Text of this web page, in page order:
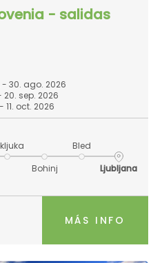
- salidas
- 30. ago. 2026
20. sep. 2026
11. oct. 2026
Bohinj
Bled
Ljubljana
MÁS INFO